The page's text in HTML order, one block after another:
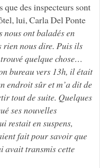
des inspecteurs sont
lui, Carla Del Ponte
nous ont baladés en
rien nous dire. Puis ils
quelque chose…
bureau vers 13h, il était
endroit sûr et m’a dit de
tout de suite. Quelques
ses nouvelles
restait en suspens,
fait pour savoir que
avait transmis cette